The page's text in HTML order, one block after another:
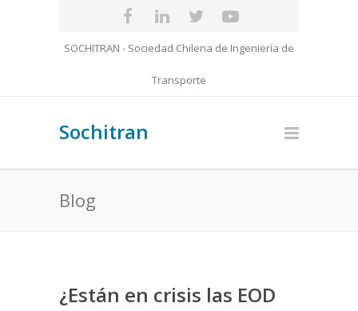
SOCHITRAN - Sociedad Chilena de Ingeniería de
Transporte
Sochitran
Blog
¿Están en crisis las EOD